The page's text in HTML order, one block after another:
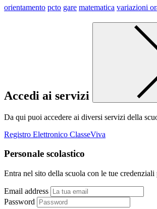
orientamento pcto gare matematica variazioni
Accedi ai servizi
Da qui puoi accedere ai diversi servizi della
Registro Elettronico ClasseViva
Personale scolastico
Entra nel sito della scuola con le tue
Email address
Password